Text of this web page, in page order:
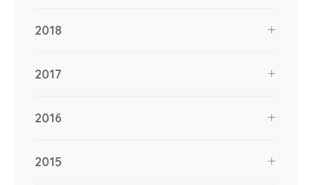
2018
2017
2016
2015